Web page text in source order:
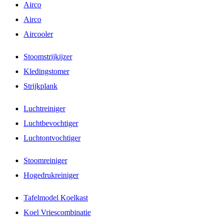
Airco
Airco
Aircooler
Stoomstrijkijzer
Kledingstomer
Strijkplank
Luchtreiniger
Luchtbevochtiger
Luchtontvochtiger
Stoomreiniger
Hogedrukreiniger
Tafelmodel Koelkast
Koel Vriescombinatie